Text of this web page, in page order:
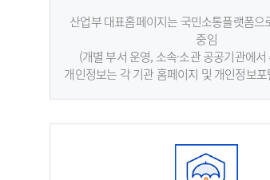
산업부 대표홈페이지는 국민소통플랫폼으
중임
(개별 부서 운영, 소속·소관 공공기관에서
개인정보는 각 기관 홈페이지 및 개인정보